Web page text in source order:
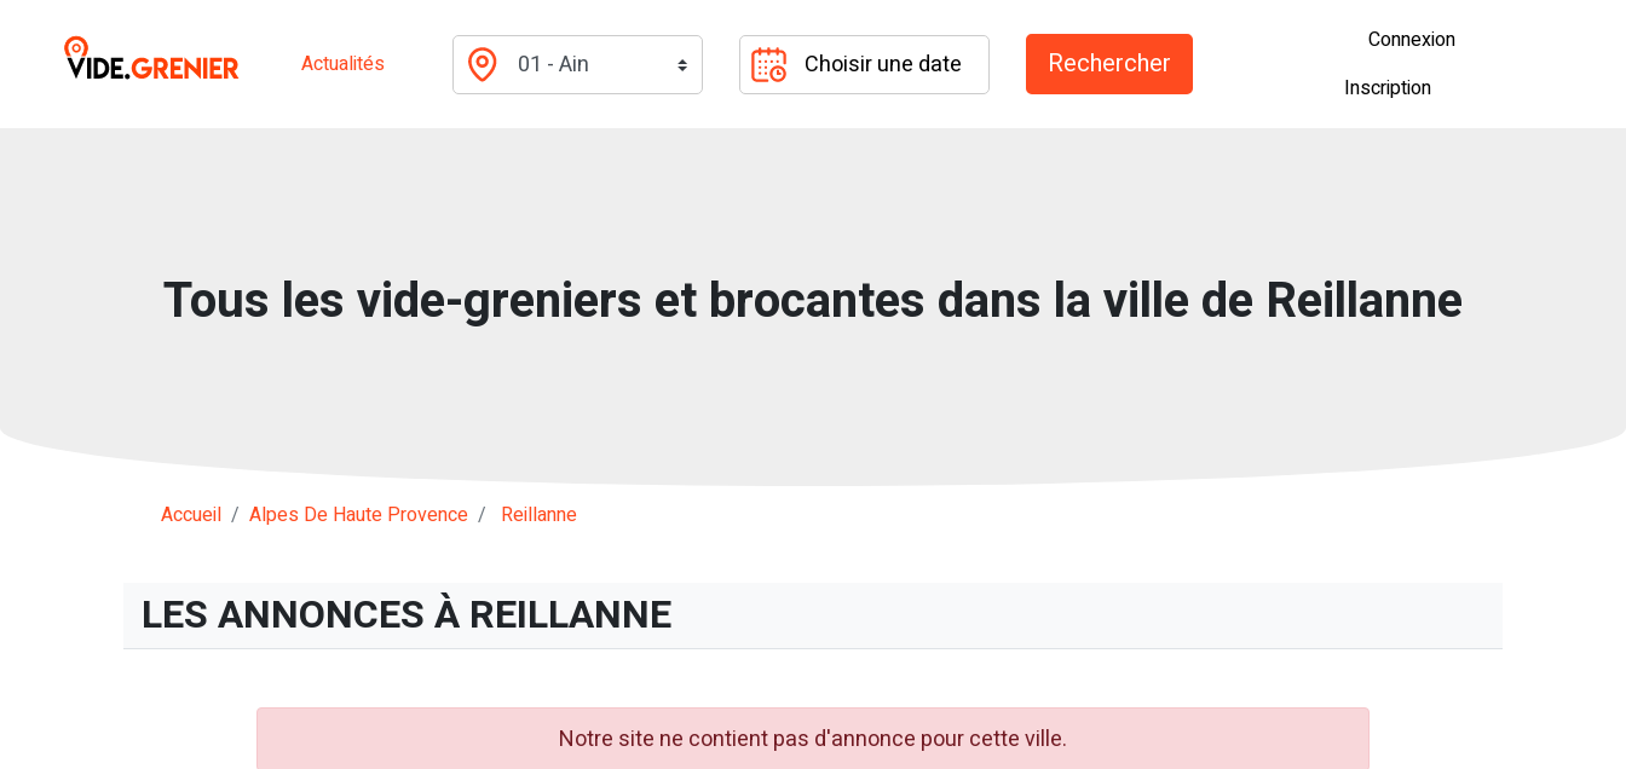
Actualités
Connexion
Inscription
Tous les vide-greniers et brocantes dans la ville de Reillanne
Accueil Alpes De Haute Provence Reillanne
LES ANNONCES À REILLANNE
Notre site ne contient pas d'annonce pour cette ville.